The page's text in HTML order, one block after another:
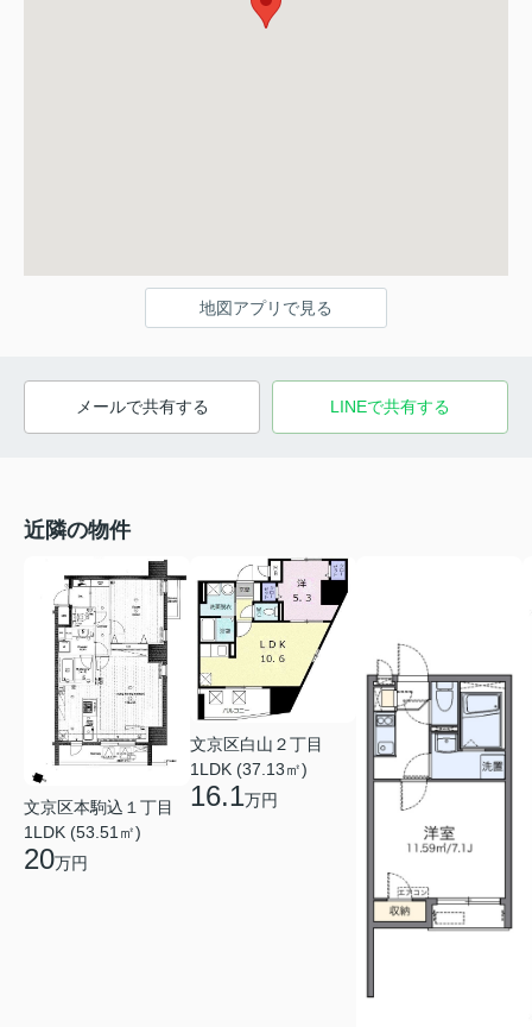
地図アプリで見る
メールで共有する LINEで共有する
近隣の物件
文京区本駒込１丁目
1LDK (53.51㎡)
20万円
文京区白山２丁目
1LDK (37.13㎡)
16.1万円